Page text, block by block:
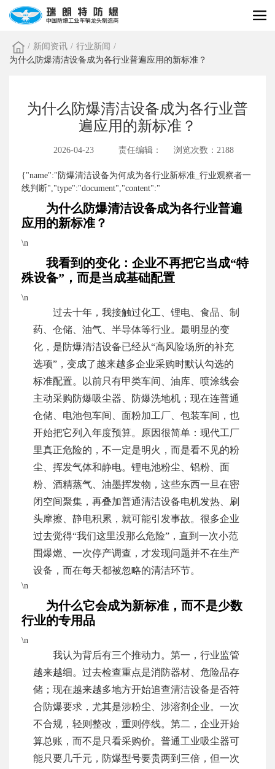
/ 新闻资讯 / 行业新闻 /
为什么防爆清洁设备成为各行业普遍应用的新标准？
为什么防爆清洁设备成为各行业普
遍应用的新标准？
2026-04-23 责任编辑： 浏览次数：2188
{"name":"防爆清洁设备为何成为各行业新标准_行业观察者一
线判断","type":"document","content":"
为什么防爆清洁设备成为各行业普遍
应用的新标准？
\n
我看到的变化：企业不再把它当成“特
殊设备”，而是当成基础配置
\n
过去十年，我接触过化工、锂电、食品、制
药、仓储、油气、半导体等行业。最明显的变
化，是防爆清洁设备已经从“高风险场所的补充
选项”，变成了越来越多企业采购时默认勾选的
标准配置。以前只有甲类车间、油库、喷涂线会
主动采购防爆吸尘器、防爆洗地机；现在连普通
仓储、电池包车间、面粉加工厂、包装车间，也
开始把它列入年度预算。原因很简单：现代工厂
里真正危险的，不一定是明火，而是看不见的粉
尘、挥发气体和静电。锂电池粉尘、铝粉、面
粉、酒精蒸气、油墨挥发物，这些东西一旦在密
闭空间聚集，再叠加普通清洁设备电机发热、刷
头摩擦、静电积累，就可能引发事故。很多企业
过去觉得“我们这里没那么危险”，直到一次小范
围爆燃、一次停产调查，才发现问题并不在生产
设备，而在每天都被忽略的清洁环节。
\n
为什么它会成为新标准，而不是少数
行业的专用品
\n
我认为背后有三个推动力。第一，行业监管
越来越细。过去检查重点是消防器材、危险品存
储；现在越来越多地方开始追查清洁设备是否符
合防爆要求，尤其是涉粉尘、涉溶剂企业。一次
不合规，轻则整改，重则停线。第二，企业开始
算总账，而不是只看采购价。普通工业吸尘器可
能只要几千元，防爆型号要贵两到三倍，但一次